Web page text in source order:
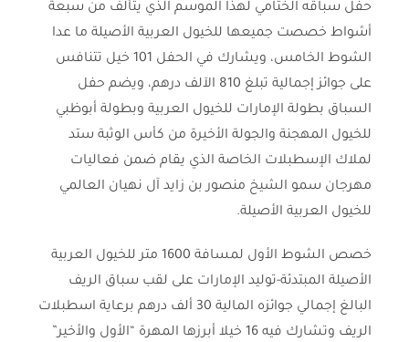
حفل سباقه الختامي لهذا الموسم الذي يتألف من سبعة
أشواط خصصت جميعها للخيول العربية الأصيلة ما عدا
الشوط الخامس، ويشارك في الحفل 101 خيل تتنافس
على جوائز إجمالية تبلغ 810 الآلف درهم، ويضم حفل
السباق بطولة الإمارات للخيول العربية وبطولة أبوظبي
للخيول المهجنة والجولة الأخيرة من كأس الوثبة ستد
لملاك الإسطبلات الخاصة الذي يقام ضمن فعاليات
مهرجان سمو الشيخ منصور بن زايد آل نهيان العالمي
للخيول العربية الأصيلة.
خصص الشوط الأول لمسافة 1600 متر للخيول العربية
الأصيلة المبتدئة-توليد الإمارات على لقب سباق الريف
البالغ إجمالي جوائزه المالية 30 ألف درهم برعاية اسطبلات
الريف وتشارك فيه 16 خيلا أبرزها المهرة “الأول والأخير”